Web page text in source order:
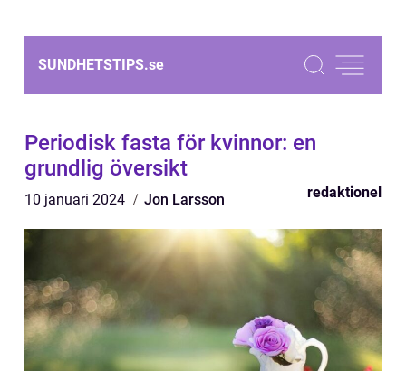
SUNDHETSTIPS.se
Periodisk fasta för kvinnor: en
grundlig översikt
10 januari 2024 Jon Larsson redaktionel